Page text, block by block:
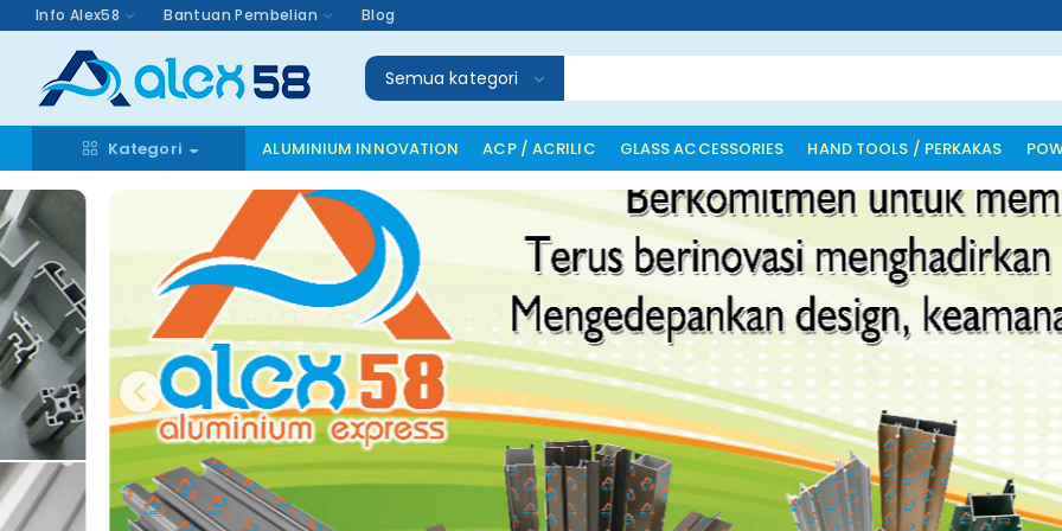
Info Alex58 Bantuan Pembelian Blog
Semua kategori
Kategori ALUMINIUM INNOVATION ACP / ACRILIC GLASS ACCESSORIES HAND TOOLS / PERKAKAS